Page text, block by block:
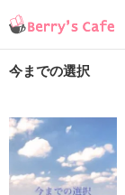
今までの選択